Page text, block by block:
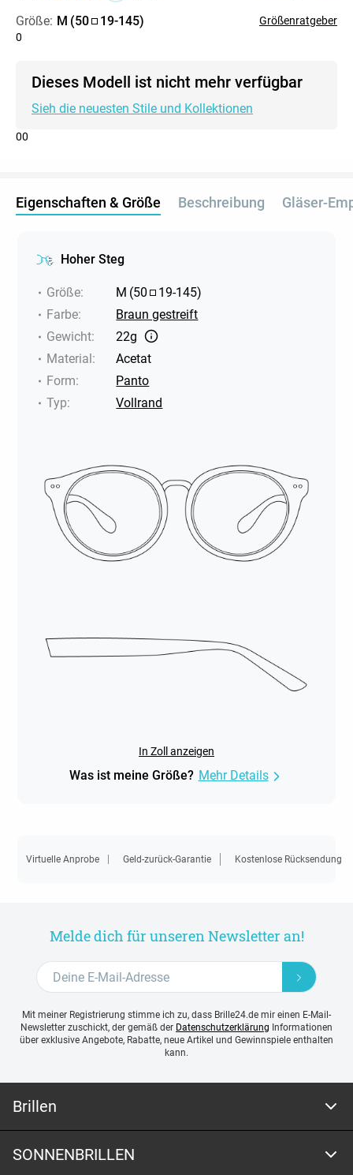
Größe: M (50 19-145)
Größenratgeber
0
Dieses Modell ist nicht mehr verfügbar
Sieh die neuesten Stile und Kollektionen
00
Eigenschaften & Größe Beschreibung Gläser-
Hoher Steg
Größe: M (50 19-145)
Farbe:
Braun gestreift
Gewicht:
22g
Material:
Acetat
Form:
Panto
Typ: Vollrand
In Zoll anzeigen
Was ist meine Größe? Mehr Details
Virtuelle Anprobe Geld-zurück-Garantie Kostenlose Rücksendung
Melde dich für unseren Newsletter an!
Mit meiner Registrierung stimme ich zu, dass Brille24.de mir einen E-Mail-
Newsletter zuschickt, der gemäß der Datenschutzerklärung Informationen
über exklusive Angebote, Rabatte, neue Artikel und Gewinnspiele enthalten
kann.
Brillen
SONNENBRILLEN